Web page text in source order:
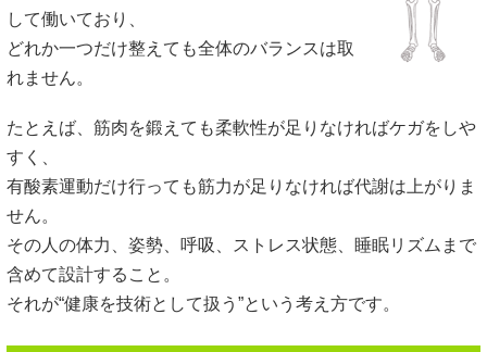
して働いており、
どれか一つだけ整えても全体のバランスは取
れません。
たとえば、筋肉を鍛えても柔軟性が足りなければケガをしや
すく、
有酸素運動だけ行っても筋力が足りなければ代謝は上がりま
せん。
その人の体力、姿勢、呼吸、ストレス状態、睡眠リズムまで
含めて設計すること。
それが“健康を技術として扱う”という考え方です。